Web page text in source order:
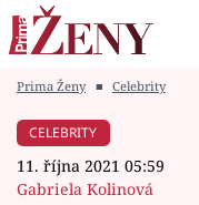
Módní alarm
Prima Ženy ■ Celebrity
CELEBRITY
11. října 2021 05:59
Gabriela Kolinová